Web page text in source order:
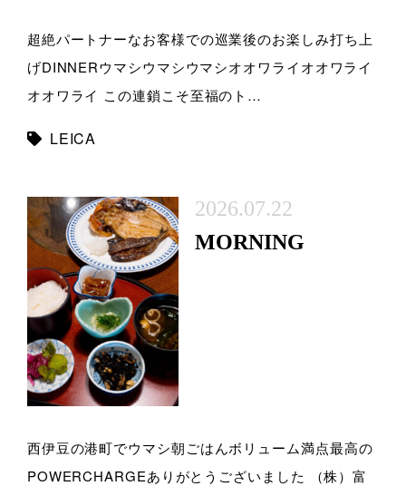
超絶パートナーなお客様での巡業後のお楽しみ打ち上
げDINNERウマシウマシウマシオオワライオオワライ
オオワライ この連鎖こそ至福のト…
LEICA
2026.07.22
MORNING
西伊豆の港町でウマシ朝ごはんボリューム満点最高の
POWERCHARGEありがとうございました （株）富